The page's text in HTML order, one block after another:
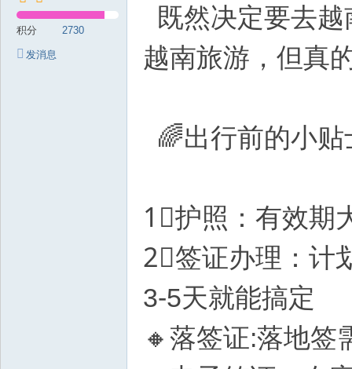
积分 2730
发消息
既然决定要去
越南旅游，但真
🌈出行前的小贴
1⃣护照：有效期
2⃣签证办理：计
3-5天就能搞定
🔸落签证:落地签